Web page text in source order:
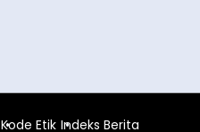
Kode Etik Indeks Berita